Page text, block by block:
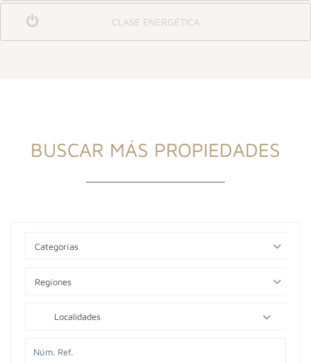
CLASE ENERGÉTICA
BUSCAR MÁS PROPIEDADES
Categorías
Regíones
Localidades